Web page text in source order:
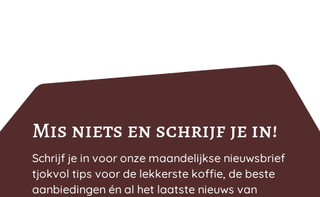
Mis niets en schrijf je in!
Schrijf je in voor onze maandelijkse nieuwsbrief
tjokvol tips voor de lekkerste koffie, de beste
aanbiedingen én al het laatste nieuws van